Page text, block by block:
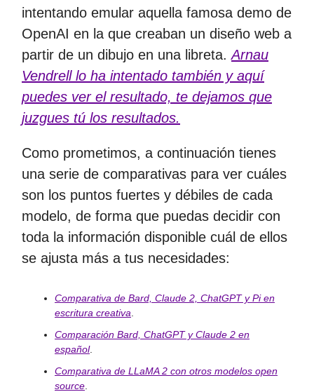
intentando emular aquella famosa demo de
OpenAI en la que creaban un diseño web a
partir de un dibujo en una libreta.Arnau
Vendrell lo ha intentado también y aquí
puedes ver el resultado, te dejamos que
juzgues tú los resultados.
Como prometimos, a continuación tienes
una serie de comparativas para ver cuáles
son los puntos fuertes y débiles de cada
modelo, de forma que puedas decidir con
toda la información disponible cuál de ellos
se ajusta más a tus necesidades:
Comparativa de Bard, Claude 2, ChatGPT y Pi en
escritura creativa
Comparación Bard, ChatGPT y Claude 2 en
español.
Comparativa de LLaMA 2 con otros modelos open
source